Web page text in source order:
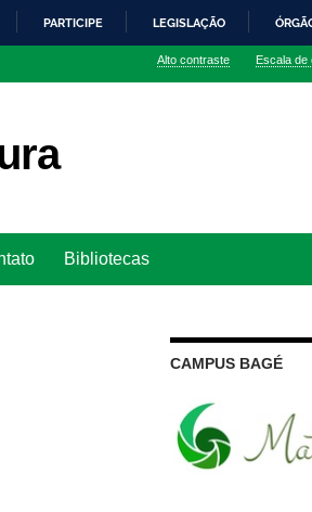
PARTICIPE LEGISLAÇÃO
Alto contraste Escala de
Bibliotecas
CAMPUS BAGÉ